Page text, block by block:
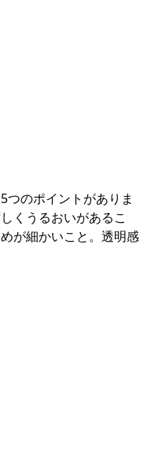
つのポイントがありま
くうるおいがあるこ
が細かいこと。透明感